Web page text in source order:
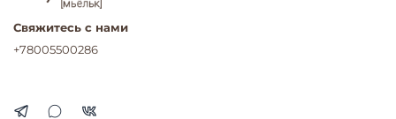
Свяжитесь с нами
+78005500286